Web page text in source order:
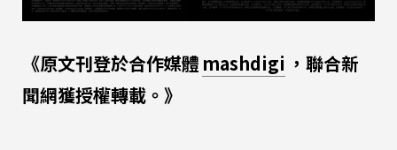
《原文刊登於合作媒體 mashdigi ，聯合新
聞網獲授權轉載。》